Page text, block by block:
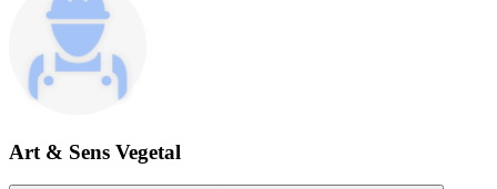
Art & Sens Vegetal